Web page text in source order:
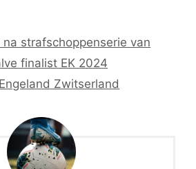
strafschoppenserie van
finalist EK 2024
Zwitserland